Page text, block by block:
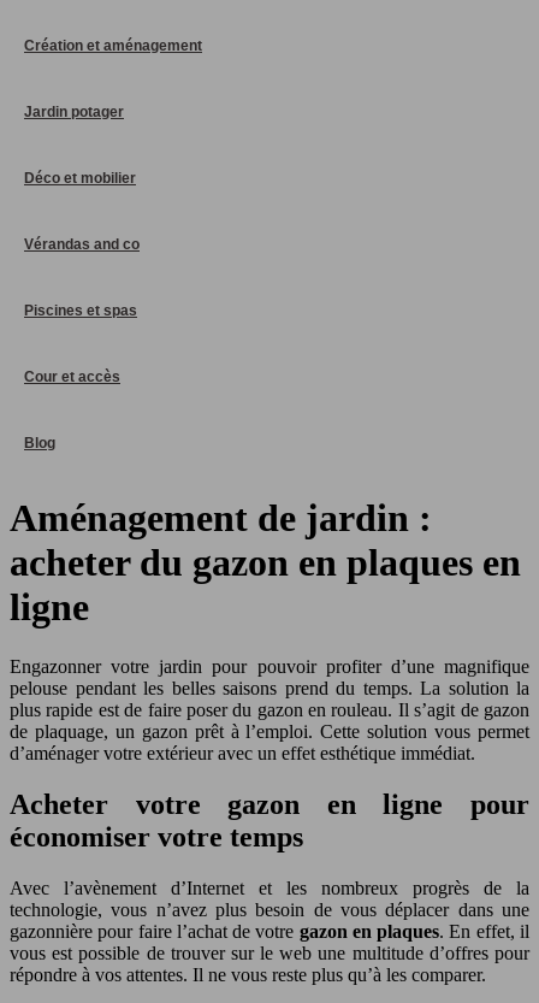
Création et aménagement
Jardin potager
Déco et mobilier
Vérandas and co
Piscines et spas
Cour et accès
Blog
Aménagement de jardin :
acheter du gazon en plaques en
ligne
Engazonner votre jardin pour pouvoir profiter d’une magnifique
pelouse pendant les belles saisons prend du temps. La solution la
plus rapide est de faire poser du gazon en rouleau. Il s’agit de gazon
de plaquage, un gazon prêt à l’emploi. Cette solution vous permet
d’aménager votre extérieur avec un effet esthétique immédiat.
Acheter votre gazon en ligne pour
économiser votre temps
Avec l’avènement d’Internet et les nombreux progrès de la
technologie, vous n’avez plus besoin de vous déplacer dans une
gazonnière pour faire l’achat de votre gazon en plaques. En effet, il
vous est possible de trouver sur le web une multitude d’offres pour
répondre à vos attentes. Il ne vous reste plus qu’à les comparer.